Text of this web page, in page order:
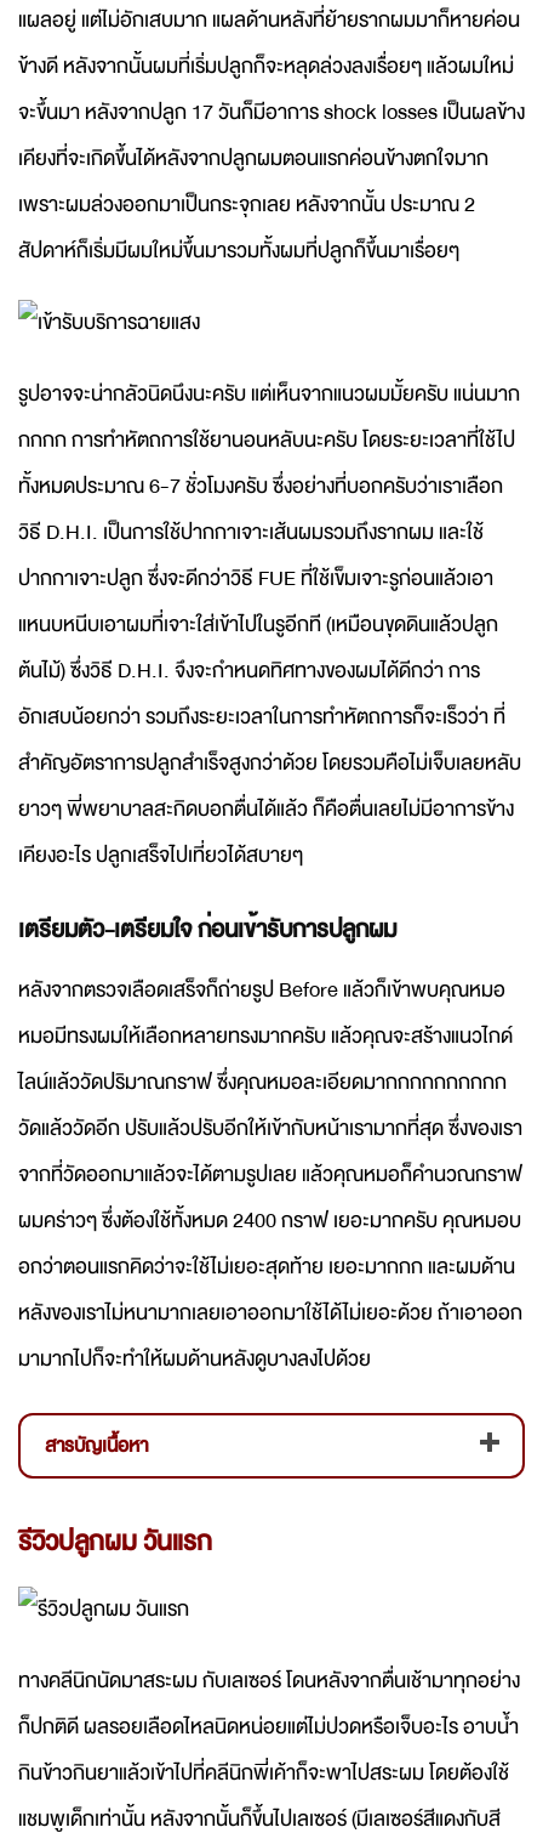
แผลอยู่ แต่ไม่อักเสบมาก แผลด้านหลังที่ย้ายรากผมมาก็หายค่อน
ข้างดี หลังจากนั้นผมที่เริ่มปลูกก็จะหลุดล่วงลงเรื่อยๆ แล้วผมใหม่
จะขึ้นมา หลังจากปลูก 17 วันก็มีอาการ shock losses เป็นผลข้าง
เคียงที่จะเกิดขึ้นได้หลังจากปลูกผมตอนแรกค่อนข้างตกใจมาก
เพราะผมล่วงออกมาเป็นกระจุกเลย หลังจากนั้น ประมาณ 2
สัปดาห์ก็เริ่มมีผมใหม่ขึ้นมารวมทั้งผมที่ปลูกก็ขึ้นมาเรื่อยๆ
รูปอาจจะน่ากลัวนิดนึงนะครับ แต่เห็นจากแนวผมมั้ยครับ แน่นมาก
กกกก การทำหัตถการใช้ยานอนหลับนะครับ โดยระยะเวลาที่ใช้ไป
ทั้งหมดประมาณ 6-7 ชั่วโมงครับ ซึ่งอย่างที่บอกครับว่าเราเลือก
วิธี D.H.I. เป็นการใช้ปากกาเจาะเส้นผมรวมถึงรากผม และใช้
ปากกาเจาะปลูก ซึ่งจะดีกว่าวิธี FUE ที่ใช้เข็มเจาะรูก่อนแล้วเอา
แหนบหนีบเอาผมที่เจาะใส่เข้าไปในรูอีกที (เหมือนขุดดินแล้วปลูก
ต้นไม้) ซึ่งวิธี D.H.I. จึงจะกำหนดทิศทางของผมได้ดีกว่า การ
อักเสบน้อยกว่า รวมถึงระยะเวลาในการทำหัตถการก็จะเร็วว่า ที่
สำคัญอัตราการปลูกสำเร็จสูงกว่าด้วย โดยรวมคือไม่เจ็บเลยหลับ
ยาวๆ พี่พยาบาลสะกิดบอกตื่นได้แล้ว ก็คือตื่นเลยไม่มีอาการข้าง
เคียงอะไร ปลูกเสร็จไปเที่ยวได้สบายๆ
เตรียมตัว-เตรียมใจ ก่อนเข้ารับการปลูกผม
หลังจากตรวจเลือดเสร็จก็ถ่ายรูป Before แล้วก็เข้าพบคุณหมอ
หมอมีทรงผมให้เลือกหลายทรงมากครับ แล้วคุณจะสร้างแนวไกด์
ไลน์แล้ววัดปริมาณกราฟ ซึ่งคุณหมอละเอียดมากกกกกกกกกก
วัดแล้ววัดอีก ปรับแล้วปรับอีกให้เข้ากับหน้าเรามากที่สุด ซึ่งของเรา
จากที่วัดออกมาแล้วจะได้ตามรูปเลย แล้วคุณหมอก็คำนวณกราฟ
ผมคร่าวๆ ซึ่งต้องใช้ทั้งหมด 2400 กราฟ เยอะมากครับ คุณหมอบ
อกว่าตอนแรกคิดว่าจะใช้ไม่เยอะสุดท้าย เยอะมากกก และผมด้าน
หลังของเราไม่หนามากเลยเอาออกมาใช้ได้ไม่เยอะด้วย ถ้าเอาออก
มามากไปก็จะทำให้ผมด้านหลังดูบางลงไปด้วย
สารบัญเนื้อหา
รีวิวปลูกผม วันแรก
ทางคลีนิกนัดมาสระผม กับเลเซอร์ โดนหลังจากตื่นเช้ามาทุกอย่าง
ก็ปกติดี ผลรอยเลือดไหลนิดหน่อยแต่ไม่ปวดหรือเจ็บอะไร อาบน้ำ
กินข้าวกินยาแล้วเข้าไปที่คลีนิกพี่เค้าก็จะพาไปสระผม โดยต้องใช้
แชมพูเด็กเท่านั้น หลังจากนั้นก็ขึ้นไปเลเซอร์ (มีเลเซอร์สีแดงกับสี